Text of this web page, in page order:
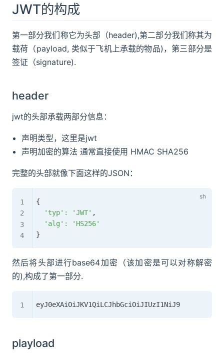
JWT的构成
第一部分我们称它为头部（header),第二部分我们称其为
载荷（payload, 类似于飞机上承载的物品)，第三部分是
签证（signature).
header
jwt的头部承载两部分信息：
声明类型，这里是jwt
声明加密的算法 通常直接使用 HMAC SHA256
完整的头部就像下面这样的JSON：
{
'typ' : 'JWT' ,
'alg' :
'HS256'
}
然后将头部进行base64加密（该加密是可以对称解密
的),构成了第一部分.
playload